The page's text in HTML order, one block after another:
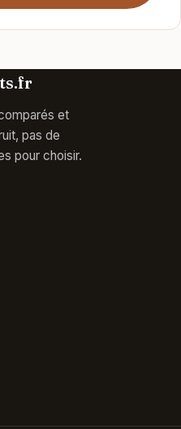
et
pas de
pour choisir.